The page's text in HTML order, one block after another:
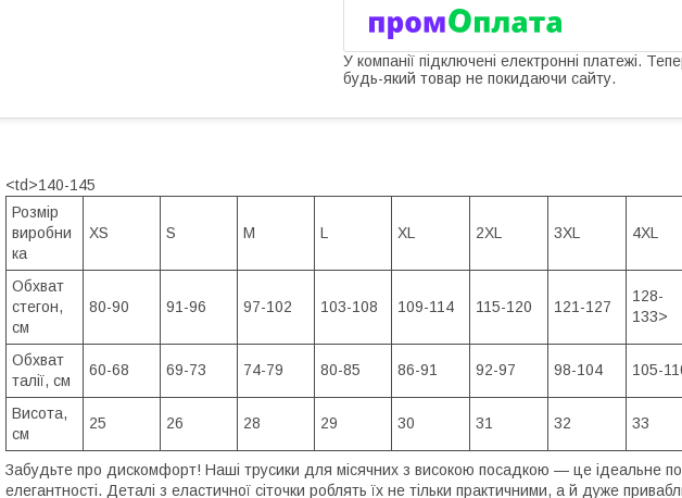
У компанії підключені електронні платежі.
будь-який товар не покидаючи сайту.
<td>140-145
Розмір
виробни
ка
XS S M L XL 2XL 3XL 4XL
Обхват
стегон,
см
80-90 91-96 97-102 103-108 109-114 115-120 121-127
128-
133>
Обхват
талії, см
60-68 69-73 74-79 80-85 86-91 92-97 98-104 105-
Висота,
см
25 26 28 29 30 31 32 33
Забудьте про дискомфорт! Наші трусики для місячних з високою посадкою — це ідеальне
елегантності. Деталі з еластичної сіточки роблять їх не тільки практичними, а й дуже